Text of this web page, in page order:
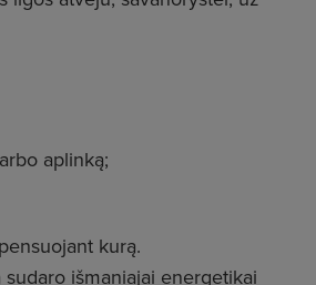
aplinką;
kurą.
išmaniajai energetikai